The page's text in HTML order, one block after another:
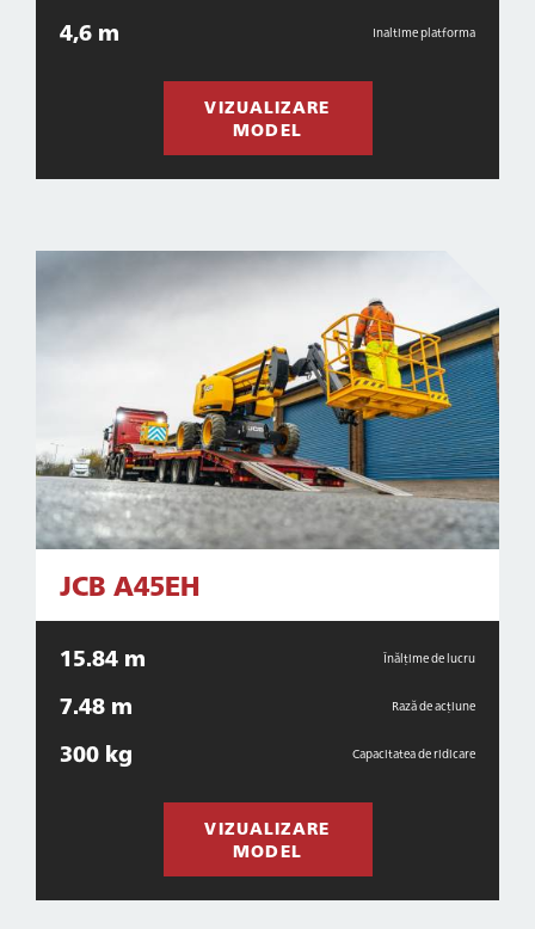
4,6 m Inaltime platforma
VIZUALIZARE
MODEL
JCB A45EH
15.84 m Înălțime de lucru
7.48 m Rază de acțiune
300 kg Capacitatea de ridicare
VIZUALIZARE
MODEL